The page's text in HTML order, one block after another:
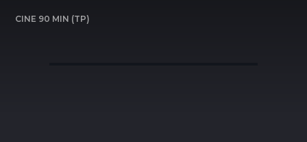
CINE 90 MIN (TP)